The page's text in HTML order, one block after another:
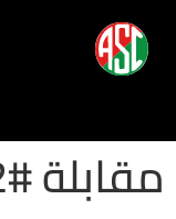
مقابلة #42